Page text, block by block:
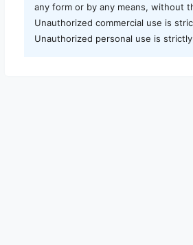
any form or by any means, without
Unauthorized commercial use is
Unauthorized personal use is